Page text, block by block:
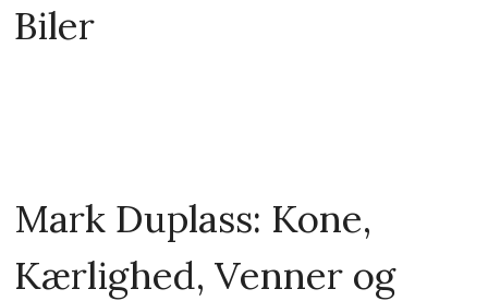
Biler
Mark Duplass: Kone,
Kærlighed, Venner og